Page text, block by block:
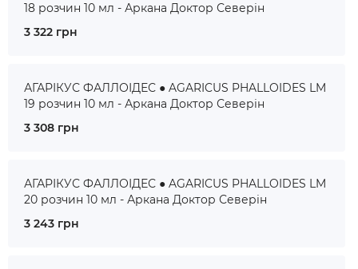
18 розчин 10 мл - Аркана Доктор Северін
3 322 грн
АГАРІКУС ФАЛЛОІДЕС ● AGARICUS PHALLOIDES LM
19 розчин 10 мл - Аркана Доктор Северін
3 308 грн
АГАРІКУС ФАЛЛОІДЕС ● AGARICUS PHALLOIDES LM
20 розчин 10 мл - Аркана Доктор Северін
3 243 грн